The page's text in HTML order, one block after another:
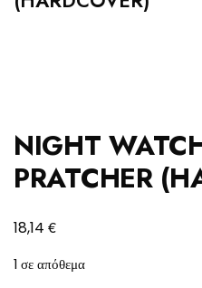
NIGHT
PRATCHER
18,14 €
1 σε απόθεμα